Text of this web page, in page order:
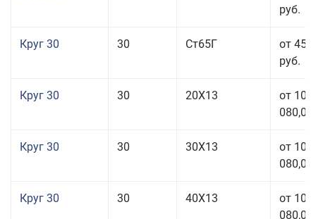
руб.
Круг 30 30 Ст65Г
от 45
руб.
Круг 30 30 20Х13
от 101
080,00
Круг 30 30 30Х13
от 101
080,00
Круг 30 30 40Х13
от 101
080,00